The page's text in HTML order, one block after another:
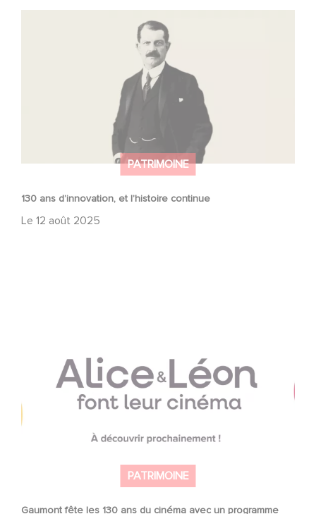
PATRIMOINE
130 ans d’innovation, et l’histoire continue
Le 12 août 2025
130 ans d’innovation, et l’histoire continue
PATRIMOINE
Gaumont fête les 130 ans du cinéma avec un programme